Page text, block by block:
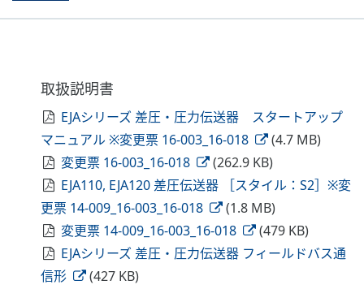
取扱説明書
EJAシリーズ 差圧・圧力伝送器 スタートアップ
マニュアル ※変更票 16-003_16-018
(4.7 MB)
変更票 16-003_16-018
(262.9 KB)
EJA110, EJA120 差圧伝送器 ［スタイル：S2］※変
更票 14-009_16-003_16-018
(1.8 MB)
変更票 14-009_16-003_16-018
(479 KB)
EJAシリーズ 差圧・圧力伝送器 フィールドバス通
信形
(427 KB)